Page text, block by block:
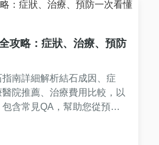
攻略：症狀、治療、預防
南詳細解析結石成因、症
院推薦、治療費用比較，以
含常見QA，幫助您從預防